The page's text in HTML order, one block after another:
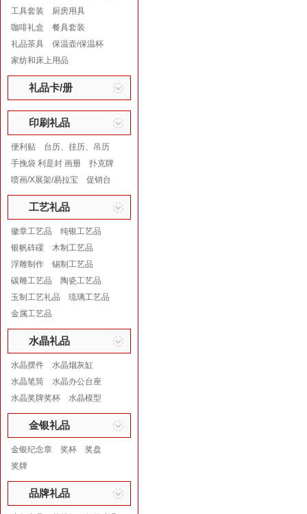
工具套装
厨房用具
咖啡礼盒
餐具套装
礼品茶具
保温壶/保温杯
家纺和床上用品
礼品卡/册
印刷礼品
便利贴
台历、挂历、吊历
手挽袋 利是封 画册
扑克牌
喷画/X展架/易拉宝
促销台
工艺礼品
徽章工艺品
纯银工艺品
银帆砗磲
木制工艺品
浮雕制作
锡制工艺品
碳雕工艺品
陶瓷工艺品
玉制工艺礼品
琉璃工艺品
金属工艺品
水晶礼品
水晶摆件
水晶烟灰缸
水晶笔筒
水晶办公台座
水晶奖牌奖杯
水晶模型
金银礼品
金银纪念章 奖杯
奖盘
奖牌
品牌礼品